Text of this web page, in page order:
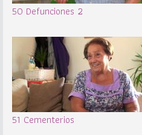
50 Defunciones 2
51 Cementerios